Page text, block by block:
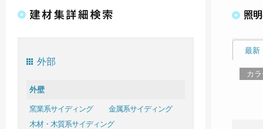
外部
外壁
窯業系サイディング
金属系サイディング
木材・木質系サイディング
照
最新
カ